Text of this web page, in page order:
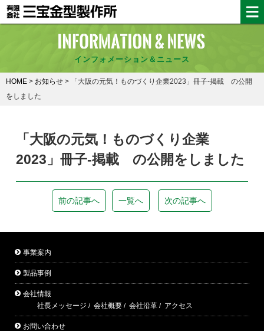
インフォメーション＆ニュース
HOME > お知らせ >
「大阪の元気！ものづくり企業2023」冊子-掲載 の公開
をしました
「大阪の元気！ものづくり企業
2023」冊子-掲載 の公開をしました
前の記事へ 一覧へ 次の記事へ
事業案内
製品事例
会社情報
社長メッセージ
会社概要 会社沿革 アクセス
お問い合わせ